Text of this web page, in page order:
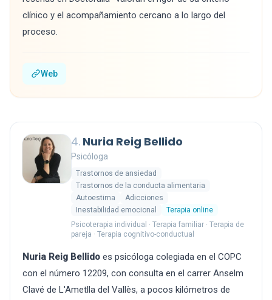
clínico y el acompañamiento cercano a lo largo del
proceso.
Web
4. Nuria Reig Bellido
Psicóloga
Trastornos de ansiedad
Trastornos de la conducta alimentaria
Autoestima
Adicciones
Inestabilidad emocional
Terapia online
Psicoterapia individual · Terapia familiar · Terapia de
pareja · Terapia cognitivo-conductual
Nuria Reig Bellido es psicóloga colegiada en el COPC
con el número 12209, con consulta en el carrer Anselm
Clavé de L'Ametlla del Vallès, a pocos kilómetros de